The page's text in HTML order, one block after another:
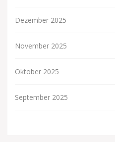
Dezember 2025
November 2025
Oktober 2025
September 2025